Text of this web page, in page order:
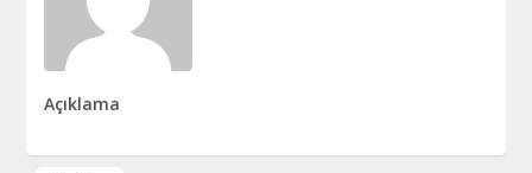
Açıklama